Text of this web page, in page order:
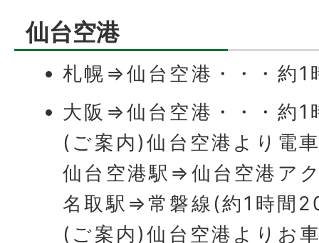
仙台空港
札幌⇒仙台空港・・・約1
大阪⇒仙台空港・・・約1
(ご案内)仙台空港より電
仙台空港駅⇒仙台空港ア
名取駅⇒常磐線(約1時間
(ご案内)仙台空港よりお